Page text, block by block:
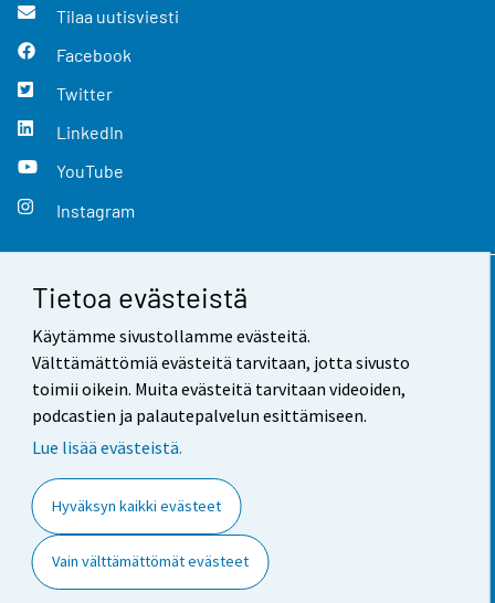
Tietoa evästeistä
Käytämme sivustollamme evästeitä.
Välttämättömiä evästeitä tarvitaan, jotta sivusto
toimii oikein. Muita evästeitä tarvitaan videoiden,
podcastien ja palautepalvelun esittämiseen.
Lue lisää evästeistä.
Hyväksyn kaikki evästeet
Vain välttämättömät evästeet
Tilaa uutisviesti
Facebook
Twitter
LinkedIn
YouTube
Instagram
Yhteystiedot
Palaute
Käyttöehdot
Saavutettavuus
Tietoa sivustosta
Evästeasetukset